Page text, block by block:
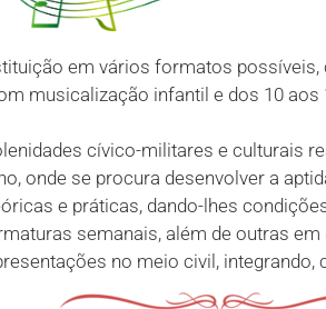
em vários formatos
musicalização infantil e dos 10
cívico-militares e culturais
onde se procura desenvolver a
e práticas, dando-lhes
semanais, além de outras
no meio civil,